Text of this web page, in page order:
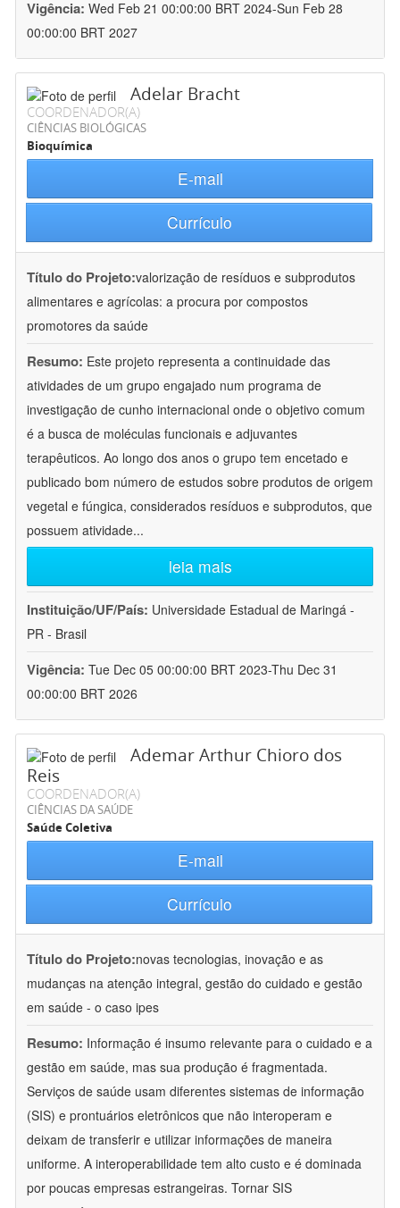
Vigência: Wed Feb 21 00:00:00 BRT 2024-Sun Feb 28
00:00:00 BRT 2027
Adelar Bracht
COORDENADOR(A)
CIÊNCIAS BIOLÓGICAS
Bioquímica
E-mail
Currículo
Título do Projeto:valorização de resíduos e subprodutos
alimentares e agrícolas: a procura por compostos
promotores da saúde
Resumo: Este projeto representa a continuidade das
atividades de um grupo engajado num programa de
investigação de cunho internacional onde o objetivo comum
é a busca de moléculas funcionais e adjuvantes
terapêuticos. Ao longo dos anos o grupo tem encetado e
publicado bom número de estudos sobre produtos de origem
vegetal e fúngica, considerados resíduos e subprodutos, que
possuem atividade...
leia mais
Instituição/UF/País: Universidade Estadual de Maringá -
PR - Brasil
Vigência: Tue Dec 05 00:00:00 BRT 2023-Thu Dec 31
00:00:00 BRT 2026
Ademar Arthur Chioro dos
Reis
COORDENADOR(A)
CIÊNCIAS DA SAÚDE
Saúde Coletiva
E-mail
Currículo
Título do Projeto:novas tecnologias, inovação e as
mudanças na atenção integral, gestão do cuidado e gestão
em saúde - o caso ipes
Resumo: Informação é insumo relevante para o cuidado e a
gestão em saúde, mas sua produção é fragmentada.
Serviços de saúde usam diferentes sistemas de informação
(SIS) e prontuários eletrônicos que não interoperam e
deixam de transferir e utilizar informações de maneira
uniforme. A interoperabilidade tem alto custo e é dominada
por poucas empresas estrangeiras. Tornar SIS